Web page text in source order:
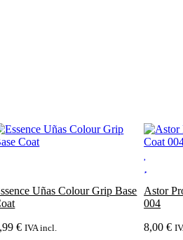
Uñas Colour Grip Base
€ IVA incl.
Astor
004
8,00€